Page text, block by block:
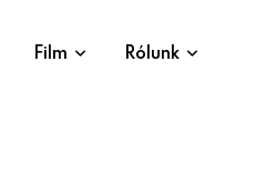
Film Rólunk